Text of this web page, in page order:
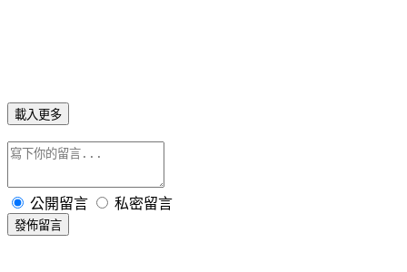
載入更多
公開留言 私密留言
發佈留言